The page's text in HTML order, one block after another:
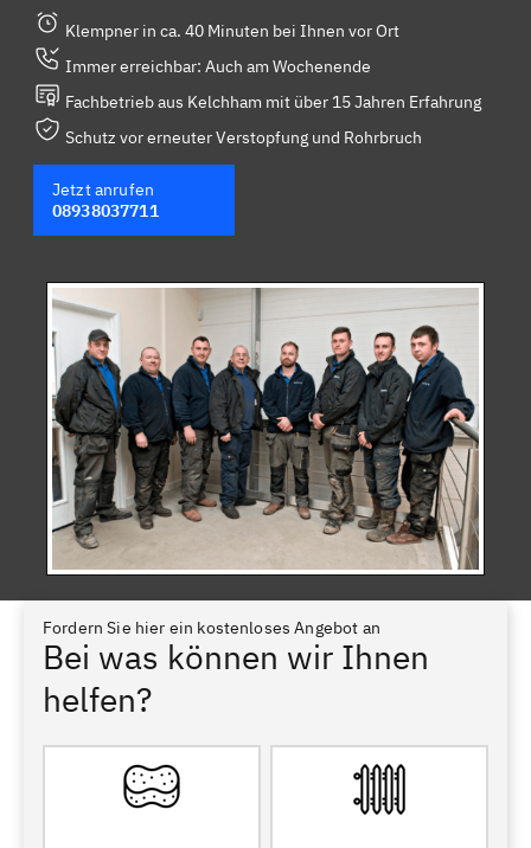
Klempner in ca. 40 Minuten bei Ihnen vor Ort
Immer erreichbar: Auch am Wochenende
Fachbetrieb aus Kelchham mit über 15 Jahren Erfahrung
Schutz vor erneuter Verstopfung und Rohrbruch
Jetzt anrufen
08938037711
Fordern Sie hier ein kostenloses Angebot an
Bei was können wir Ihnen
helfen?